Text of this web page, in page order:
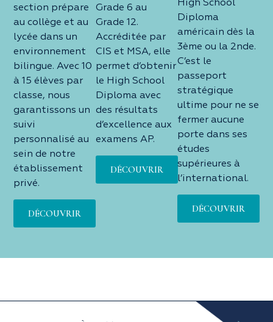
section prépare
au collège et au
lycée dans un
environnement
bilingue. Avec 10
à 15 élèves par
classe, nous
garantissons un
suivi
personnalisé au
sein de notre
établissement
privé.
DÉCOUVRIR
Grade 6 au
Grade 12.
Accréditée par
CIS et MSA, elle
permet d’obtenir
le High School
Diploma avec
des résultats
d’excellence aux
examens AP.
DÉCOUVRIR
High School
Diploma
américain dès la
3ème ou la 2nde.
C’est le
passeport
stratégique
ultime pour ne se
fermer aucune
porte dans ses
études
supérieures à
l’international.
DÉCOUVRIR